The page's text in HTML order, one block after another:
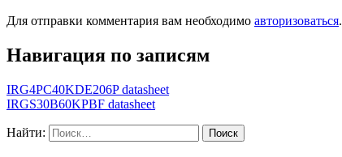
Для отправки комментария вам необходимо авторизоваться.
Навигация по записям
IRG4PC40KDE206P datasheet
IRGS30B60KPBF datasheet
Найти: